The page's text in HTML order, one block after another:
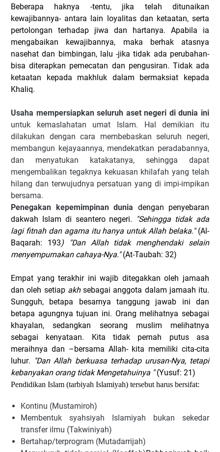
Beberapa haknya -tentu, jika telah ditunaikan
kewajibannya- antara lain loyalitas dan ketaatan, serta
pertolongan terhadap jiwa dan hartanya. Apabila ia
mengabaikan kewajibannya, maka berhak atasnya
nasehat dan bimbingan, lalu -jika tidak ada perubahan-
bisa diterapkan pemecatan dan pengusiran. Tidak ada
ketaatan kepada makhluk dalam bermaksiat kepada
Khaliq.
Usaha mempersiapkan seluruh aset negeri di dunia ini
untuk kemaslahatan umat Islam. Hal demikian itu
dilakukan dengan cara membebaskan seluruh negeri,
membangun kejayaannya, mendekatkan peradabannya,
dan menyatukan katakatanya, sehingga dapat
mengembalikan tegaknya kekuasan khilafah yang telah
hilang dan terwujudnya persatuan yang di impi-impikan
bersama.
Penegakan kepemimpinan dunia dengan penyebaran
dakwah Islam di seantero negeri. "Sehingga tidak ada
lagi fitnah dan agama itu hanya untuk Allah belaka."(Al-
Baqarah: 193) "Dan Allah tidak menghendaki selain
menyempurnakan cahaya-Nya."(At-Taubah: 32)
Empat yang terakhir ini wajib ditegakkan oleh jamaah
dan oleh setiap akh sebagai anggota dalam jamaah itu.
Sungguh, betapa besarnya tanggung jawab ini dan
betapa agungnya tujuan ini. Orang melihatnya sebagai
khayalan, sedangkan seorang muslim melihatnya
sebagai kenyataan. Kita tidak pernah putus asa
meraihnya dan –bersama Allah- kita memiliki cita-cita
luhur. "Dan Allah berkuasa terhadap urusan-Nya, tetapi
kebanyakan orang tidak Mengetahuinya "(Yusuf: 21)
Pendidikan Islam (tarbiyah Islamiyah) tersebut harus bersifat:
Kontinu (Mustamiroh)
Membentuk syahsiyah Islamiyah bukan sekedar
transfer ilmu (Takwiniyah)
Bertahap/terprogram (Mutadarrijah)